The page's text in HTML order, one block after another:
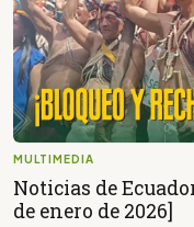
MULTIMEDIA
Noticias de
de enero de 2026]